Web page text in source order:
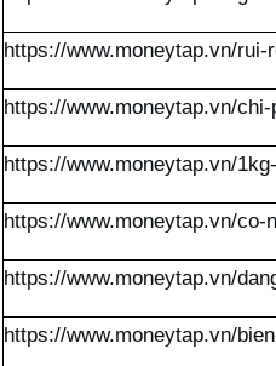
https://www.moneytap.vn/rui-
https://www.moneytap.vn/
https://www.moneytap.vn/
https://www.moneytap.vn/co-
https://www.moneytap.vn/
https://www.moneytap.vn/